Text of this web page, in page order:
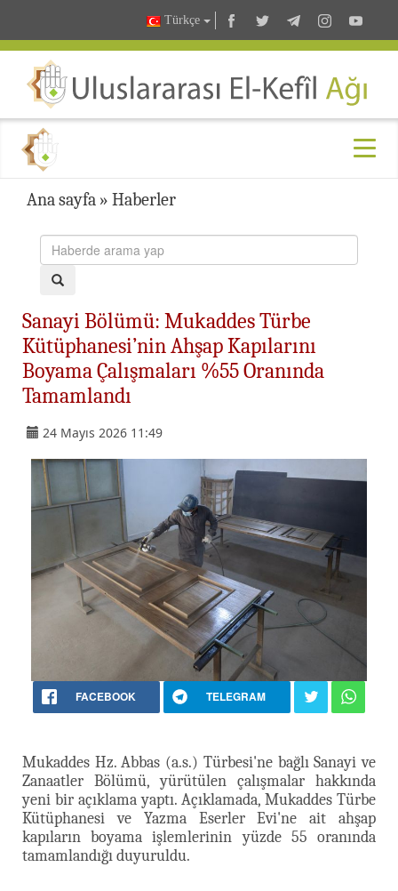
Türkçe
Ana sayfa » Haberler
Sanayi Bölümü: Mukaddes Türbe
Kütüphanesi’nin Ahşap Kapılarını
Boyama Çalışmaları %55 Oranında
Tamamlandı
24 Mayıs 2026 11:49
FACEBOOK TELEGRAM
Mukaddes Hz. Abbas (a.s.) Türbesi'ne bağlı Sanayi ve
Zanaatler Bölümü, yürütülen çalışmalar hakkında
yeni bir açıklama yaptı. Açıklamada, Mukaddes Türbe
Kütüphanesi ve Yazma Eserler Evi'ne ait ahşap
kapıların boyama işlemlerinin yüzde 55 oranında
tamamlandığı duyuruldu.